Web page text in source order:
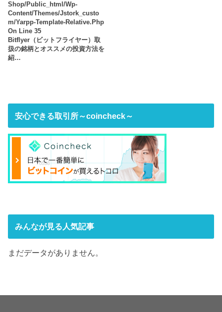
Shop/public_html/wp-
Content/themes/jstork_custo
M/yarpp-Template-Relative.php
On Line35
Bitflyer（ビットフライヤー）取
扱の銘柄とオススメの投資方法を
紹…
安心できる取引所～coincheck～
みんなが見る人気記事
まだデータがありません。